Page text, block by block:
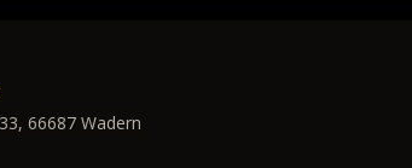
66687 Wadern